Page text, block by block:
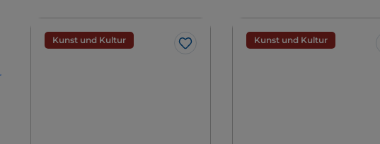
Kunst und Kultur
Like
Kunst und Kultur